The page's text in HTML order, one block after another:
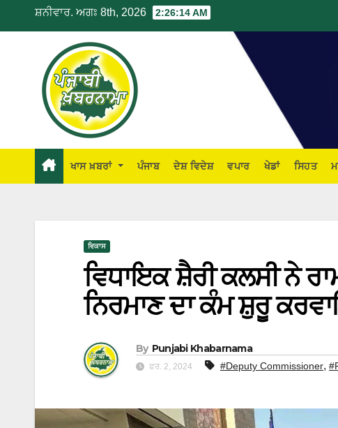
ਸ਼ਨੀਵਾਰ. ਅਗਃ 8th, 2026 2:26:15 AM
ਖਾਸ ਖ਼ਬਰਾਂ ਪੰਜਾਬ ਦੇਸ਼ ਵਿਦੇਸ਼ ਵਪਾਰ ਖੇਡਾਂ ਸਿਹਤ
ਵਿਕਾਸ
ਵਿਧਾਇਕ ਸ਼ੈਰੀ ਕਲਸੀ ਨੇ
ਨਿਰਮਾਣ ਦਾ ਕੰਮ ਸ਼ੁਰੂ
By Punjabi Khabarnama
ਫਰ. 2, 2024 #Deputy Commissioner,